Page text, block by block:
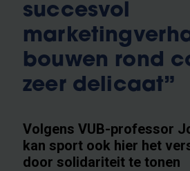
succesvol
bouwen rond
zeer delicaat”
Volgens VUB-professor
kan sport ook hier het
door solidariteit te tonen